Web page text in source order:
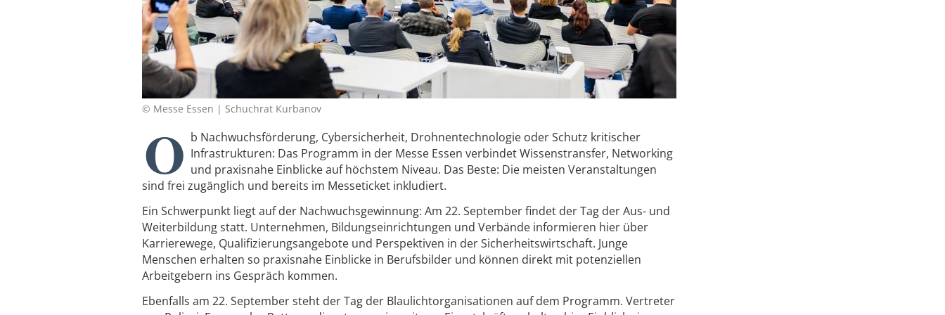
© Messe Essen | Schuchrat Kurbanov
O b Nachwuchsförderung, Cybersicherheit, Drohnentechnologie oder Schutz kritischer
Infrastrukturen: Das Programm in der Messe Essen verbindet Wissenstransfer, Networking
und praxisnahe Einblicke auf höchstem Niveau. Das Beste: Die meisten Veranstaltungen
sind frei zugänglich und bereits im Messeticket inkludiert.
Ein Schwerpunkt liegt auf der Nachwuchsgewinnung: Am 22. September findet der Tag der Aus- und
Weiterbildung statt. Unternehmen, Bildungseinrichtungen und Verbände informieren hier über
Karrierewege, Qualifizierungsangebote und Perspektiven in der Sicherheitswirtschaft. Junge
Menschen erhalten so praxisnahe Einblicke in Berufsbilder und können direkt mit potenziellen
Arbeitgebern ins Gespräch kommen.
Ebenfalls am 22. September steht der Tag der Blaulichtorganisationen auf dem Programm. Vertreter